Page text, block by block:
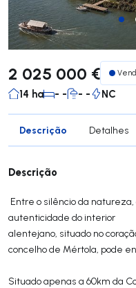
2 025 000 €
14 ha - - - - NC
Descrição Detalhes
Descrição
Entre o silêncio da
autenticidade do interior
alentejano, situado no
concelho de Mértola, pode
Situado apenas a 60km da